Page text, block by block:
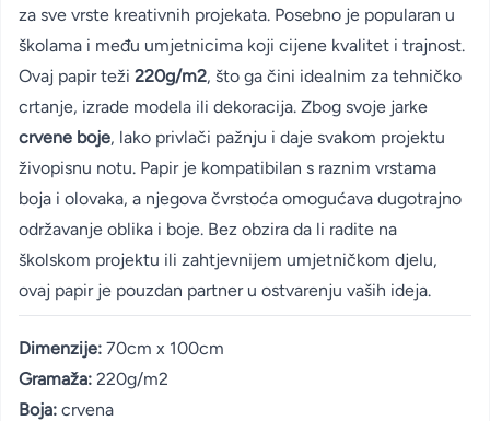
za sve vrste kreativnih projekata. Posebno je popularan u
školama i među umjetnicima koji cijene kvalitet i trajnost.
Ovaj papir teži 220g/m2, što ga čini idealnim za tehničko
crtanje, izrade modela ili dekoracija. Zbog svoje jarke
crvene boje, lako privlači pažnju i daje svakom projektu
živopisnu notu. Papir je kompatibilan s raznim vrstama
boja i olovaka, a njegova čvrstoća omogućava dugotrajno
održavanje oblika i boje. Bez obzira da li radite na
školskom projektu ili zahtjevnijem umjetničkom djelu,
ovaj papir je pouzdan partner u ostvarenju vaših ideja.
Dimenzije: 70cm x 100cm
Gramaža: 220g/m2
Boja: crvena